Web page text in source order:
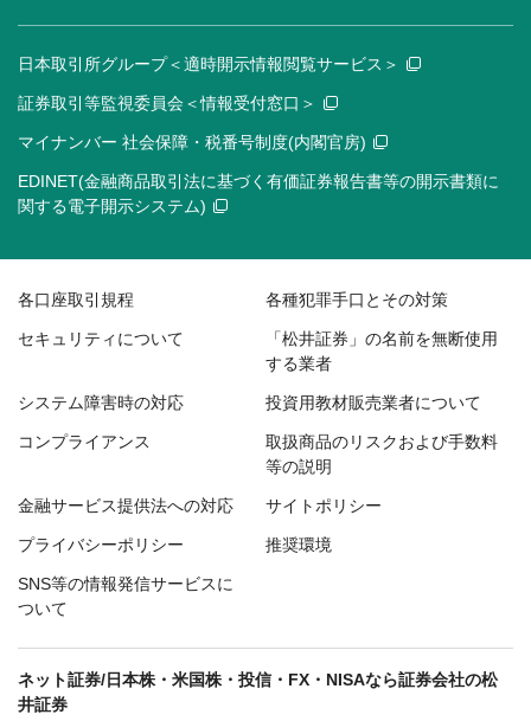
日本取引所グループ＜適時開示情報閲覧サービス＞
証券取引等監視委員会＜情報受付窓口＞
マイナンバー 社会保障・税番号制度(内閣官房)
EDINET(金融商品取引法に基づく有価証券報告書等の開示書類に
関する電子開示システム)
各口座取引規程 各種犯罪手口とその対策
セキュリティについて
「松井証券」の名前を無断使用
する業者
システム障害時の対応 投資用教材販売業者について
コンプライアンス
取扱商品のリスクおよび手数料
等の説明
金融サービス提供法への対応 サイトポリシー
プライバシーポリシー 推奨環境
SNS等の情報発信サービスに
ついて
ネット証券/日本株・米国株・投信・FX・NISAなら証券会社の松
井証券